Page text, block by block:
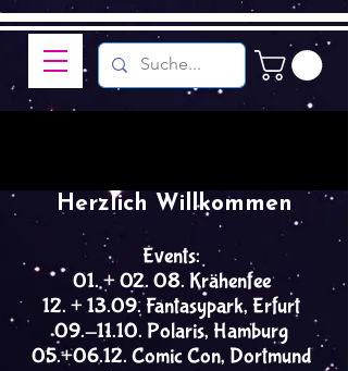
Events:
01. + 02. 08. Krähenfee
12. + 13.09. Fantasypark, Erfurt
09.-11.10. Polaris, Hamburg
05.+06.12. Comic Con, Dortmund
Herzlich Willkommen